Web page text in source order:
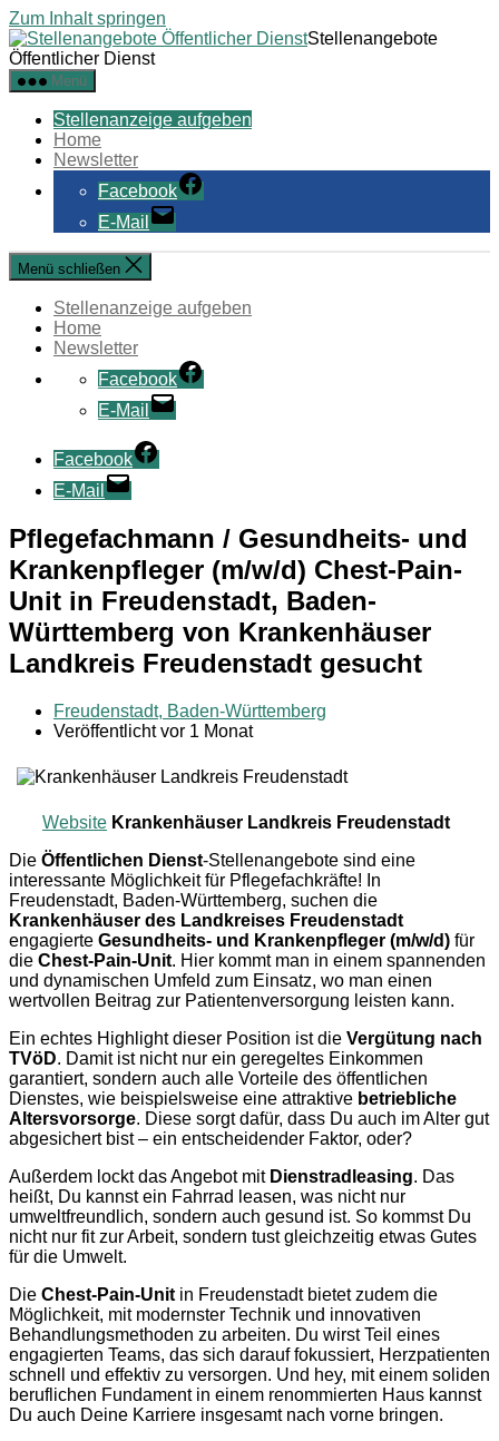
Zum Inhalt springen
Stellenangebote
Öffentlicher Dienst
Menü
Stellenanzeige aufgeben
Home
Newsletter
Facebook
E-Mail
Menü schließen
Stellenanzeige aufgeben
Home
Newsletter
Facebook
E-Mail
Facebook
E-Mail
Pflegefachmann / Gesundheits- und
Krankenpfleger (m/w/d) Chest-Pain-
Unit in Freudenstadt, Baden-
Württemberg von Krankenhäuser
Landkreis Freudenstadt gesucht
Freudenstadt, Baden-Württemberg
Veröffentlicht vor 1 Monat
Website Krankenhäuser Landkreis Freudenstadt
Die Öffentlichen Dienst-Stellenangebote sind eine
interessante Möglichkeit für Pflegefachkräfte! In
Freudenstadt, Baden-Württemberg, suchen die
Krankenhäuser des Landkreises Freudenstadt
engagierte Gesundheits- und Krankenpfleger (m/w/d) für
die Chest-Pain-Unit. Hier kommt man in einem spannenden
und dynamischen Umfeld zum Einsatz, wo man einen
wertvollen Beitrag zur Patientenversorgung leisten kann.
Ein echtes Highlight dieser Position ist die Vergütung nach
TVöD. Damit ist nicht nur ein geregeltes Einkommen
garantiert, sondern auch alle Vorteile des öffentlichen
Dienstes, wie beispielsweise eine attraktive betriebliche
Altersvorsorge. Diese sorgt dafür, dass Du auch im Alter gut
abgesichert bist – ein entscheidender Faktor, oder?
Außerdem lockt das Angebot mit Dienstradleasing. Das
heißt, Du kannst ein Fahrrad leasen, was nicht nur
umweltfreundlich, sondern auch gesund ist. So kommst Du
nicht nur fit zur Arbeit, sondern tust gleichzeitig etwas Gutes
für die Umwelt.
Die Chest-Pain-Unit in Freudenstadt bietet zudem die
Möglichkeit, mit modernster Technik und innovativen
Behandlungsmethoden zu arbeiten. Du wirst Teil eines
engagierten Teams, das sich darauf fokussiert, Herzpatienten
schnell und effektiv zu versorgen. Und hey, mit einem soliden
beruflichen Fundament in einem renommierten Haus kannst
Du auch Deine Karriere insgesamt nach vorne bringen.